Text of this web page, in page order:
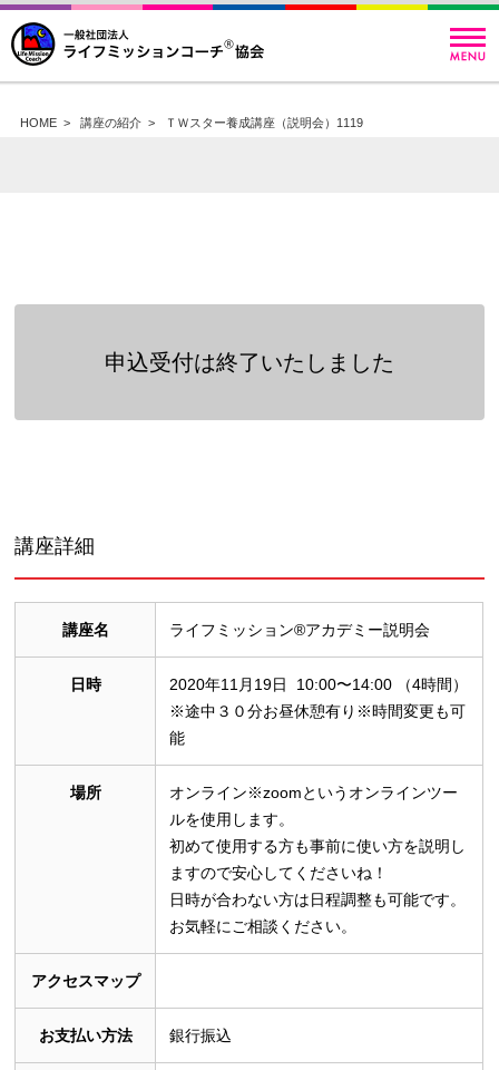
HOME> 講座の紹介> ＴＷスター養成講座（説明会）1119
申込受付は終了いたしました
講座詳細
講座名 ライフミッション®︎アカデミー説明会
日時
2020年11月19日 10:00〜14:00 （4時間）
※途中３０分お昼休憩有り※時間変更も可
能
場所
オンライン※zoomというオンラインツー
ルを使用します。
初めて使用する方も事前に使い方を説明し
ますので安心してくださいね！
日時が合わない方は日程調整も可能です。
お気軽にご相談ください。
アクセスマップ
お支払い方法 銀行振込